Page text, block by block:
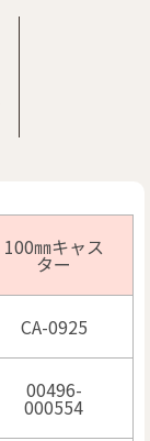
100㎜キャス
ター
CA-0925
00496-
000554